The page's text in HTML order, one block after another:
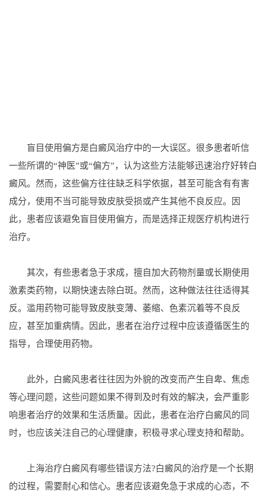
盲目使用偏方是白癜风治疗中的一大误区。很多患者听信
一些所谓的“神医”或“偏方”，认为这些方法能够迅速治疗好转白
癜风。然而，这些偏方往往缺乏科学依据，甚至可能含有有害
成分，使用不当可能导致皮肤受损或产生其他不良反应。因
此，患者应该避免盲目使用偏方，而是选择正规医疗机构进行
治疗。
其次，有些患者急于求成，擅自加大药物剂量或长期使用
激素类药物，以期快速去除白斑。然而，这种做法往往适得其
反。滥用药物可能导致皮肤变薄、萎缩、色素沉着等不良反
应，甚至加重病情。因此，患者在治疗过程中应该遵循医生的
指导，合理使用药物。
此外，白癜风患者往往因为外貌的改变而产生自卑、焦虑
等心理问题，这些问题如果不得到及时有效的解决，会严重影
响患者治疗的效果和生活质量。因此，患者在治疗白癜风的同
时，也应该关注自己的心理健康，积极寻求心理支持和帮助。
上海治疗白癜风有哪些错误方法?白癜风的治疗是一个长期
的过程，需要耐心和信心。患者应该避免急于求成的心态，不